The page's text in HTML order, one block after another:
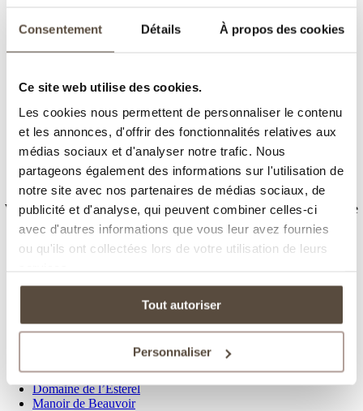
Consentement Détails À propos des cookies
Ce site web utilise des cookies.
Les cookies nous permettent de personnaliser le contenu
et les annonces, d'offrir des fonctionnalités relatives aux
médias sociaux et d'analyser notre trafic. Nous
partageons également des informations sur l'utilisation de
notre site avec nos partenaires de médias sociaux, de
publicité et d'analyse, qui peuvent combiner celles-ci
avec d'autres informations que vous leur avez fournies
ou qu'ils ont collectées lors de votre utilisation de leurs
Tout autoriser
Personnaliser
Wir möchten Sie darüber informieren, dass das
Gruppe gehört.
Für jede neue Reservierung oder Anfrage zu diesem Haus bitten wir
Sie, die neue offizielle Website zu besuchen:
Wir danken Ihnen für Ihr Vertrauen und stehen Ihnen weiterhin gerne
zur Verfügung, um Sie in unseren anderen Garrigae-Häusern
willkommen zu heißen.
Distillerie de Pézenas
Abbaye de Sainte Croix
Domaine de l’Esterel
Manoir de Beauvoir